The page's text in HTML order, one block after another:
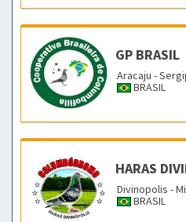
GP BRASIL
Aracaju -
BRASIL
HARAS
Divinopolis -
BRASIL